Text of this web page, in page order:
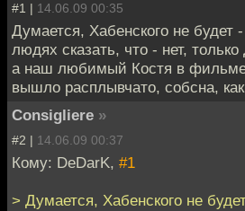
#1 | 14.06.09 00:35
Думается, Хабенского не будет
людях сказать, что - нет,
а наш любимый Костя в фильме
вышло расплывчато, собсна,
Consigliere »
#2 | 14.06.09 00:37
Кому: DeDarK, #1
> Думается, Хабенского не